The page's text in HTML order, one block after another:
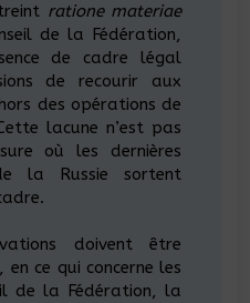
ratione materiae
de la Fédération,
de cadre légal
de recourir aux
des opérations de
lacune n’est pas
où les dernières
la Russie sortent
doivent être
ce qui concerne les
de la Fédération, la